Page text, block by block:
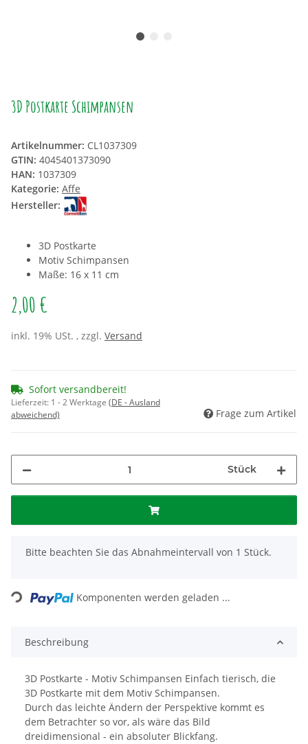
3D Postkarte Schimpansen
Artikelnummer: CL1037309
GTIN: 4045401373090
HAN: 1037309
Kategorie: Affe
Hersteller:
3D Postkarte
Motiv Schimpansen
Maße: 16 x 11 cm
2,00 €
inkl. 19% USt. , zzgl. Versand
Sofort versandbereit!
Lieferzeit: 1 - 2 Werktage (DE - Ausland
abweichend)
Frage zum Artikel
Stück
x
Bitte beachten Sie das Abnahmeintervall von 1 Stück.
Loading... Komponenten werden geladen ...
Beschreibung
3D Postkarte - Motiv Schimpansen Einfach tierisch, die
3D Postkarte mit dem Motiv Schimpansen.
Durch das leichte Ändern der Perspektive kommt es
dem Betrachter so vor, als wäre das Bild
dreidimensional - ein absoluter Blickfang.